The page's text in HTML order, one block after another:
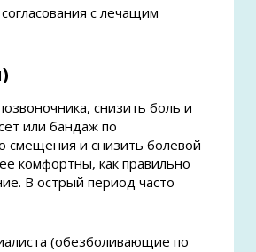
с лечащим
снизить боль и
или бандаж по
смещения и снизить болевой
комфортны, как правильно
В острый период часто
(обезболивающие по